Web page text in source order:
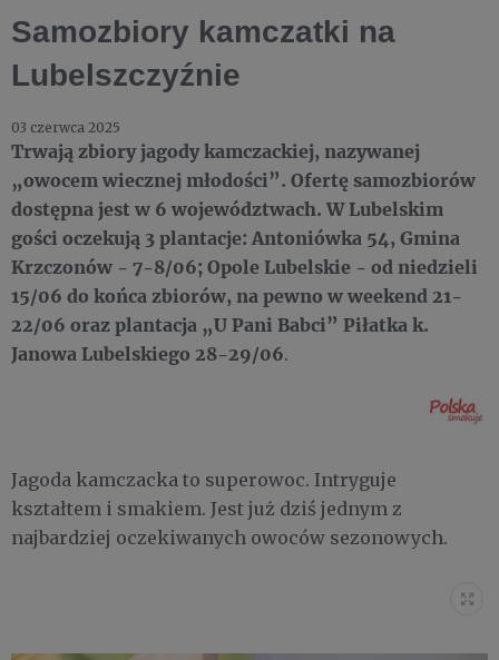
Samozbiory kamczatki na
Lubelszczyźnie
03 czerwca 2025
Trwają zbiory jagody kamczackiej, nazywanej
„owocem wiecznej młodości”. Ofertę samozbiorów
dostępna jest w 6 województwach. W Lubelskim
gości oczekują 3 plantacje: Antoniówka 54, Gmina
Krzczonów - 7-8/06;Opole Lubelskie - od niedzieli
15/06 do końca zbiorów, na pewno w weekend 21-
22/06 oraz plantacja „U Pani Babci” Piłatka k.
Janowa Lubelskiego 28-29/06.
Jagoda kamczacka to superowoc. Intryguje
kształtem i smakiem. Jest już dziś jednym z
najbardziej oczekiwanych owoców sezonowych.